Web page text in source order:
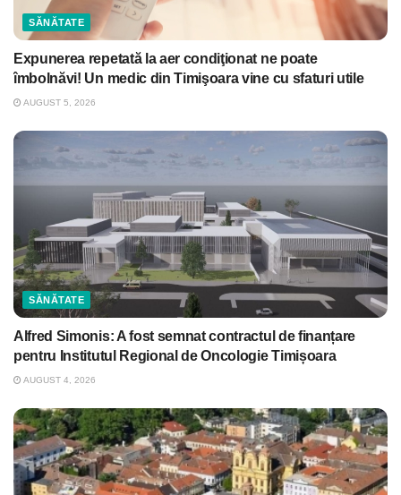
SĂNĂTATE
Expunerea repetată la aer condiţionat ne poate
îmbolnăvi! Un medic din Timişoara vine cu sfaturi utile
AUGUST 5, 2026
SĂNĂTATE
Alfred Simonis: A fost semnat contractul de finanțare
pentru Institutul Regional de Oncologie Timișoara
AUGUST 4, 2026